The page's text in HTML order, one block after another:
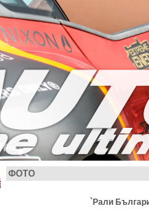
ФОТО
`Рали